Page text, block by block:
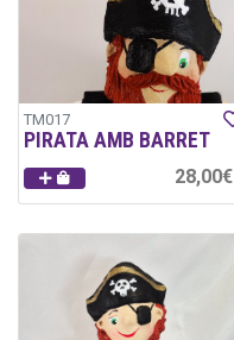
TM017
PIRATA AMB BARRET
28,00€